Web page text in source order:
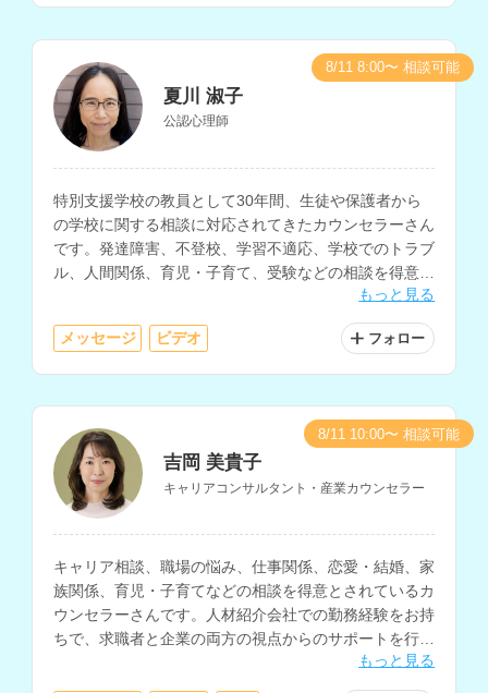
夏川 淑子
公認心理師
特別支援学校の教員として30年間、生徒や保護者から
の学校に関する相談に対応されてきたカウンセラーさん
です。発達障害、不登校、学習不適応、学校でのトラブ
ル、人間関係、育児・子育て、受験などの相談を得意と
もっと見る
メッセージ ビデオ フォロー
8/11 8:00〜 相談可能
吉岡 美貴子
キャリアコンサルタント・産業カウンセラー
キャリア相談、職場の悩み、仕事関係、恋愛・結婚、家
族関係、育児・子育てなどの相談を得意とされているカ
ウンセラーさんです。人材紹介会社での勤務経験をお持
ちで、求職者と企業の両方の視点からのサポートを行な
もっと見る
8/11 10:00〜 相談可能